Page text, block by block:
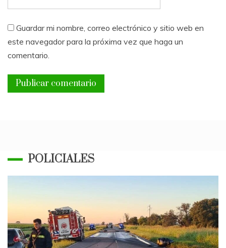
Guardar mi nombre, correo electrónico y sitio web en
este navegador para la próxima vez que haga un
comentario.
POLICIALES